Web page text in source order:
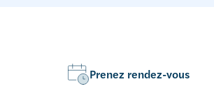
Prenez rendez-vous